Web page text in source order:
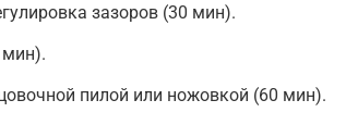
зазоров (30 мин).
мин).
пилой или ножовкой (60 мин).